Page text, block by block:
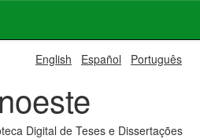
English Español Português
Digital de Teses e Dissertações